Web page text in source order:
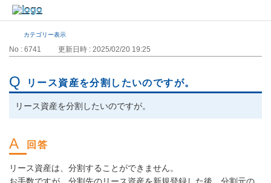
カテゴリー表示
No : 6741 更新日時 : 2025/02/20 19:25
リース資産を分割したいのですが。
リース資産を分割したいのですが。
リース資産は、分割することができません。